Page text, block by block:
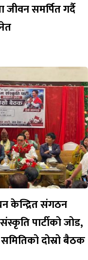
जीवन समर्पित गर्दै
केन्द्रित संगठन
पार्टीको जोड,
दोस्रो बैठक